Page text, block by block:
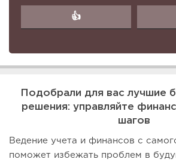
👍
Подобрали для вас лучшие
решения: управляйте
шагов
Ведение учета и финансов с
поможет избежать проблем в